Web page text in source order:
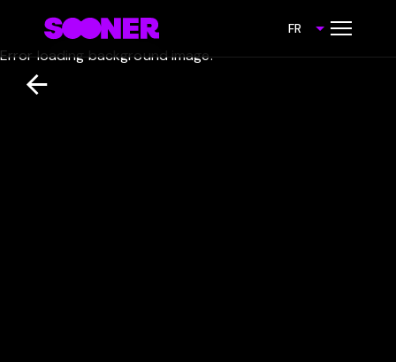
FR
Error loading background image.